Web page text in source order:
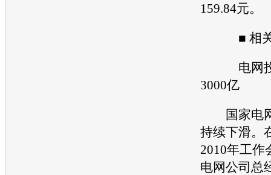
159.84元。
■ 相关
电网投
3000亿
国家电网
持续下滑。
2010年工作
电网公司总